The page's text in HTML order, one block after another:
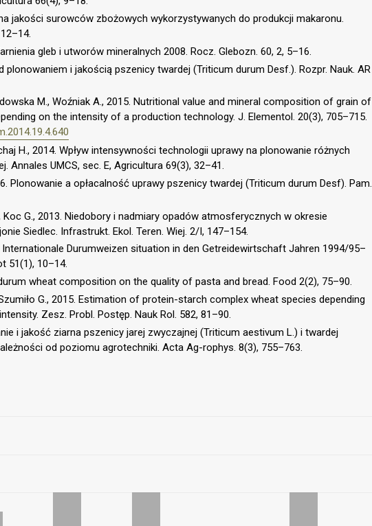
jakości surowców zbożowych wykorzystywanych do produkcji makaronu.
gleb i utworów mineralnych 2008. Rocz. Glebozn. 60, 2, 5–16.
plonowaniem i jakością pszenicy twardej (Triticum durum Desf.). Rozpr. Nauk. AR
M., Woźniak A., 2015. Nutritional value and mineral composition of grain of
on the intensity of a production technology. J. Elementol. 20(3), 705–715.
H., 2014. Wpływ intensywności technologii uprawy na plonowanie różnych
Annales UMCS, sec. E, Agricultura 69(3), 32–41.
Plonowanie a opłacalność uprawy pszenicy twardej (Triticum durum Desf). Pam.
Koc G., 2013. Niedobory i nadmiary opadów atmosferycznych w okresie
Siedlec. Infrastrukt. Ekol. Teren. Wiej. 2/I, 147–154.
Internationale Durumweizen situation in den Getreidewirtschaft Jahren 1994/95–
51(1), 10–14.
wheat composition on the quality of pasta and bread. Food 2(2), 75–90.
G., 2015. Estimation of protein-starch complex wheat species depending
Zesz. Probl. Postęp. Nauk Rol. 582, 81–90.
i jakość ziarna pszenicy jarej zwyczajnej (Triticum aestivum L.) i twardej
od poziomu agrotechniki. Acta Ag-rophys. 8(3), 755–763.